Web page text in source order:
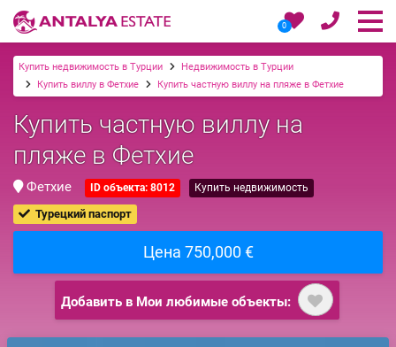
0
Купить недвижимость в Турции
Недвижимость в Турции
Купить виллу в Фетхие
Купить частную виллу на пляже в Фетхие
Купить частную виллу на
пляже в Фетхие
Фетхие ID объекта: 8012 Купить недвижимость
Турецкий паспорт
Цена 750,000 €
Добавить в Мои любимые объекты: